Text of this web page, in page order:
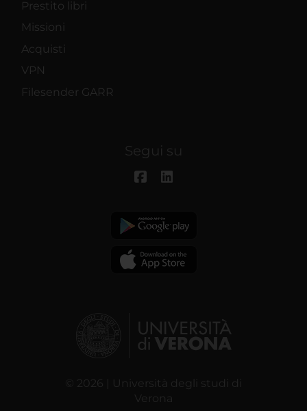
Prestito libri
Missioni
Acquisti
VPN
Filesender GARR
Segui su
© 2026 | Università degli studi di
Verona